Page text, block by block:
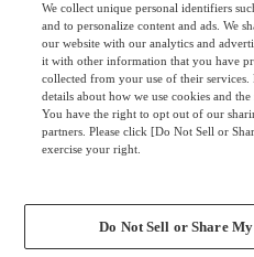
株式会
プライバシーポリシー
We collect unique personal identifiers
and to personalize content and ads. We
our website with our analytics and
it with other information that you have
collected from your use of their services.
details about how we use cookies and
You have the right to opt out of our
partners. Please click [Do Not Sell or
exercise your right.
Do Not Sell or Share